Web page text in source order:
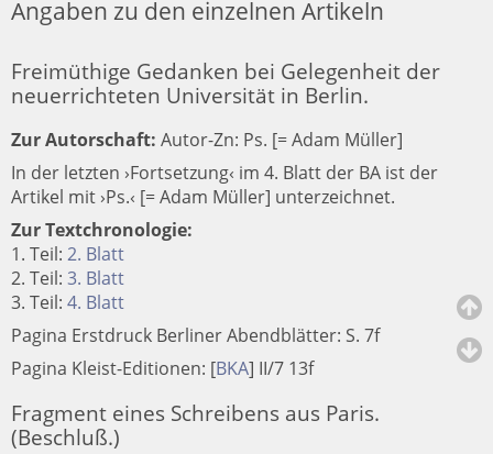
Angaben zu den einzelnen Artikeln
Freimüthige Gedanken bei Gelegenheit der
neuerrichteten Universität in Berlin.
Zur Autorschaft: Autor-Zn: Ps. [= Adam Müller]
In der letzten ›Fortsetzung‹ im 4. Blatt der BA ist der
Artikel mit ›Ps.‹ [= Adam Müller] unterzeichnet.
Zur Textchronologie:
1. Teil: 2. Blatt
2. Teil: 3. Blatt
3. Teil: 4. Blatt
Pagina Erstdruck Berliner Abendblätter: S. 7f
Pagina Kleist-Editionen: [BKA] II/7 13f
Fragment eines Schreibens aus Paris.
(Beschluß.)